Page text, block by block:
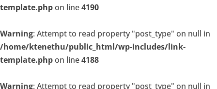
template.phpon line4190
Warning: Attempt to read property "post_type" on null in
/home/ktenethu/public_html/wp-includes/link-
template.phpon line4188
Warning: Attempt to read property "post_type" on null in